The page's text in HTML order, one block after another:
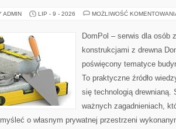
ADMIN LIP - 9 - 2026 MOŻLIWOŚĆ
DomPol – serwis dla osób
konstrukcjami z drewna
poświęcony tematyce
To praktyczne źródło
się technologią drewnianą.
ważnych zagadnieniach,
o własnym prywatnej przestrzeni